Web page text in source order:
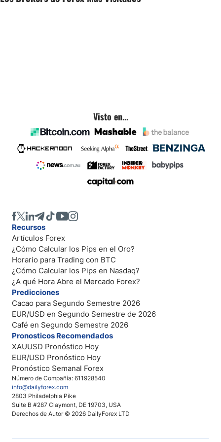
Visto en...
Número de Compañía: 611928540
info@dailyforex.com
2803 Philadelphia Pike
Suite B #287 Claymont, DE 19703, USA
Derechos de Autor © 2026 DailyForex LTD
Recursos
Artículos Forex
¿Cómo Calcular los Pips en el Oro?
Horario para Trading con BTC
¿Cómo Calcular los Pips en Nasdaq?
¿A qué Hora Abre el Mercado Forex?
Predicciones
Cacao para Segundo Semestre 2026
EUR/USD en Segundo Semestre de 2026
Café en Segundo Semestre 2026
Pronosticos Recomendados
XAUUSD Pronóstico Hoy
EUR/USD Pronóstico Hoy
Pronóstico Semanal Forex